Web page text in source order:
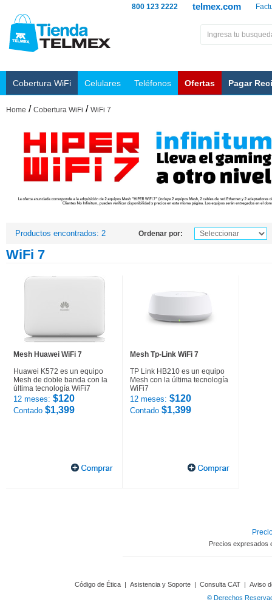
telmex.com
800 123 2222
Cobertura WiFi Celulares Teléfonos Ofertas Pagar
Home / Cobertura WiFi / WiFi 7
Productos encontrados: 2 Ordenar por:
WiFi 7
Mesh Huawei WiFi 7
Huawei K572 es un equipo
Mesh de doble banda con la
última tecnología WiFi7
12 meses: $120
Contado $1,399
Mesh Tp-Link WiFi 7
TP Link HB210 es un equipo
Mesh con la última tecnología
WiFi7
12 meses: $120
Contado $1,399
Precios expresados
Código de Ética | Asistencia y Soporte | Consulta CAT | Aviso
© Derechos